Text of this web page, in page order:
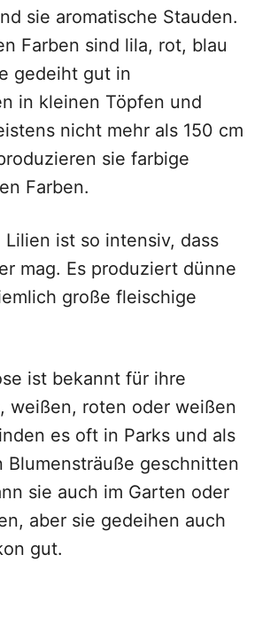
sie aromatische Stauden.
Farben sind lila, rot, blau
gedeiht gut in
in kleinen Töpfen und
nicht mehr als 150 cm
sie farbige
Farben.
Lilien ist so intensiv, dass
mag. Es produziert dünne
große fleischige
ist bekannt für ihre
weißen, roten oder weißen
es oft in Parks und als
Blumensträuße geschnitten
sie auch im Garten oder
aber sie gedeihen auch
gut.